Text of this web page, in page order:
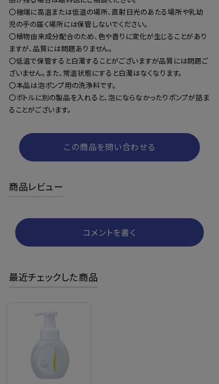
〇極端に高温または低温の場所、直射日光のあたる場所や乳幼
児の手の届く場所には保管しないでください。
〇植物由来成分配合のため、色や香りに変化が生じることがあり
ますが、品質には問題ありません。
〇低温で保管すると白濁することがございますが品質には問題ご
ざいません。また、常温状態にすると白濁はなくなります。
〇本品は泡ポンプ用の洗浄料です。
〇ボトルに別の製品を入れると、泡にならなかったりポンプが詰ま
ることがございます。
この商品を問い合わせる
商品レビュー
コメントを書く
最近チェックした商品